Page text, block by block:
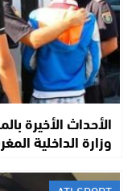
الأحداث الأخيرة
وزارة الداخلية